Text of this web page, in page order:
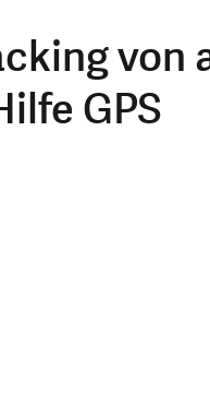
von
GPS